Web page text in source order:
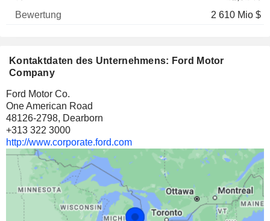
2 610 Mio $
Kontaktdaten des Unternehmens: Ford Motor
Company
Ford Motor Co.
One American Road
48126-2798, Dearborn
+313 322 3000
http://www.corporate.ford.com